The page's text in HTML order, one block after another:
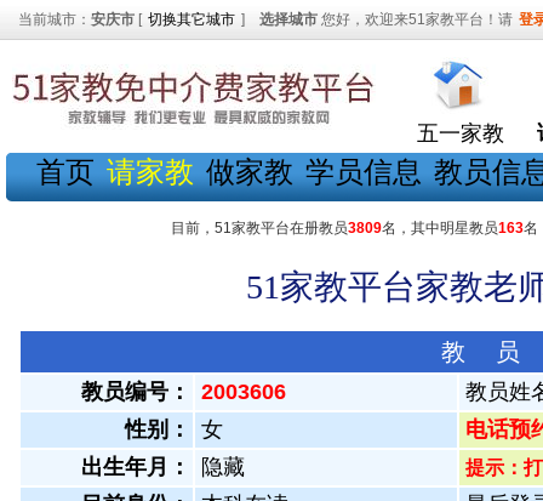
当前城市： 安庆市 [ 切换其它城市 ] 选择城市 您好，欢迎来51家教平台！请 登
五一家教
首页 请家教 做家教 学员信息 教员信
目前，51家教平台在册教员3809名，其中明星教员163名
51家教平台家教老
教 员
教员编号： 2003606
教员姓
性别：
女
电话预
出生年月：
隐藏 提示：